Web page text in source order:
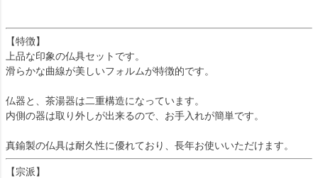
【特徴】
上品な印象の仏具セットです。
滑らかな曲線が美しいフォルムが特徴的です。
仏器と、茶湯器は二重構造になっています。
内側の器は取り外しが出来るので、お手入れが簡単です。
真鍮製の仏具は耐久性に優れており、長年お使いいただけます。
【宗派】